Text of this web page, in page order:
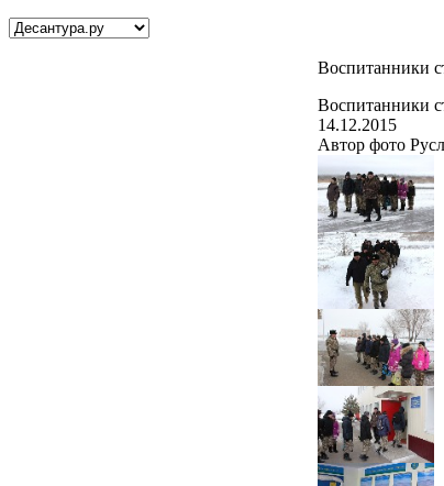
Воспитанники
Воспитанники
14.12.2015
Автор фото